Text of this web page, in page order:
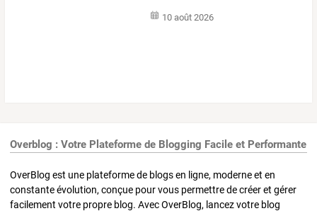
10 août 2026
Overblog : Votre Plateforme de Blogging Facile et Performante
OverBlog est une plateforme de blogs en ligne, moderne et en
constante évolution, conçue pour vous permettre de créer et gérer
facilement votre propre blog. Avec OverBlog, lancez votre blog